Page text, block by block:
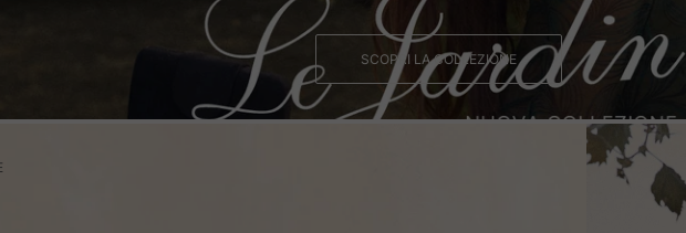
SCOPRI LA COLLEZIONE